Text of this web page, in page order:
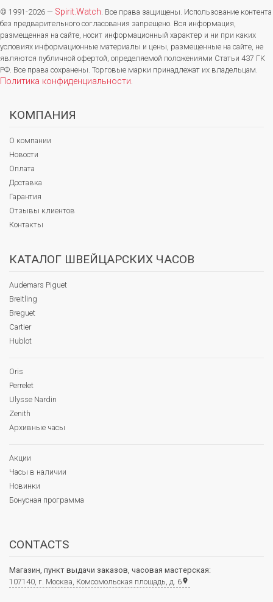
© 1991-2026 — Spirit.Watch. Все права защищены. Использование контента
без предварительного согласования запрещено. Вся информация,
размещенная на сайте, носит информационный характер и ни при каких
условиях информационные материалы и цены, размещенные на сайте, не
являются публичной офертой, определяемой положениями Статьи 437 ГК
РФ. Все права сохранены. Торговые марки принадлежат их владельцам.
Политика конфиденциальности.
КОМПАНИЯ
О компании
Новости
Оплата
Доставка
Гарантия
Отзывы клиентов
Контакты
КАТАЛОГ ШВЕЙЦАРСКИХ ЧАСОВ
Audemars Piguet
Breitling
Breguet
Cartier
Hublot
Oris
Perrelet
Ulysse Nardin
Zenith
Архивные часы
Акции
Часы в наличии
Новинки
Бонусная программа
CONTACTS
Магазин, пункт выдачи заказов, часовая мастерская:
107140, г. Москва, Комсомольская площадь, д. 6place